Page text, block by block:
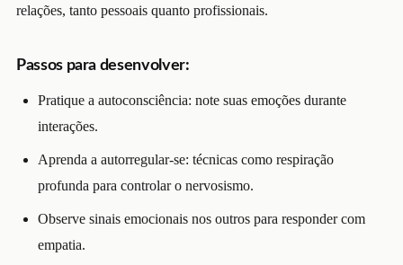
relações, tanto pessoais quanto profissionais.
Passos para desenvolver:
Pratique a autoconsciência: note suas emoções durante
interações.
Aprenda a autorregular-se: técnicas como respiração
profunda para controlar o nervosismo.
Observe sinais emocionais nos outros para responder com
empatia.